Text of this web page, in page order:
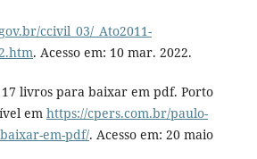
ccivil_03/_Ato2011-
. Acesso em: 10 mar. 2022.
17 livros para baixar em pdf. Porto
em https://cpers.com.br/paulo-
em-pdf/. Acesso em: 20 maio